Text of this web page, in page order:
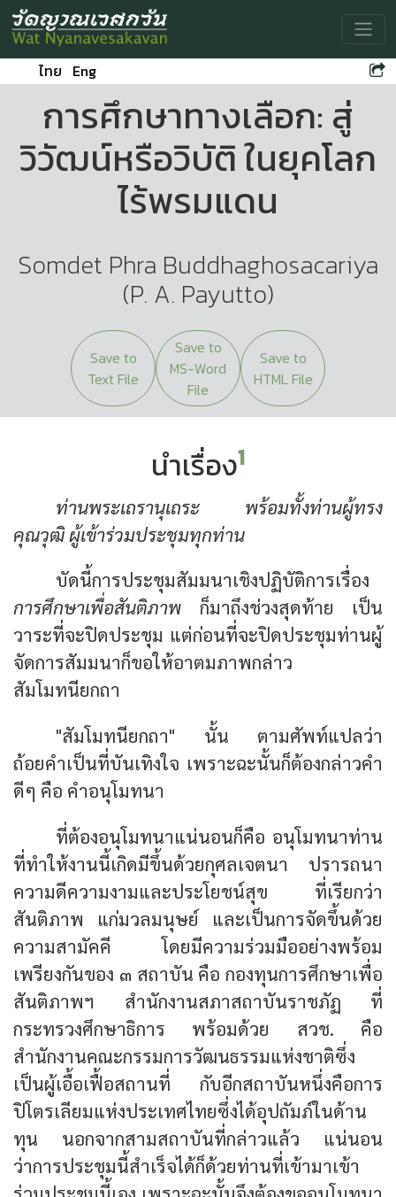
ไทย Eng
การศึกษาทางเลือก: สู่
วิวัฒน์หรือวิบัติ ในยุคโลก
ไร้พรมแดน
Somdet Phra Buddhaghosacariya
(P. A. Payutto)
Save to
Text File
Save to
MS-Word
File
Save to
HTML File
นำเรื่อง1
ท่านพระเถรานุเถระ พร้อมทั้งท่านผู้ทรง
คุณวุฒิ ผู้เข้าร่วมประชุมทุกท่าน
บัดนี้การประชุมสัมมนาเชิงปฏิบัติการเรื่อง
การศึกษาเพื่อสันติภาพ ก็มาถึงช่วงสุดท้าย เป็น
วาระที่จะปิดประชุม แต่ก่อนที่จะปิดประชุมท่านผู้
จัดการสัมมนาก็ขอให้อาตมภาพกล่าว
สัมโมทนียกถา
"สัมโมทนียกถา" นั้น ตามศัพท์แปลว่า
ถ้อยคำเป็นที่บันเทิงใจ เพราะฉะนั้นก็ต้องกล่าวคำ
ดีๆ คือ คำอนุโมทนา
ที่ต้องอนุโมทนาแน่นอนก็คือ อนุโมทนาท่าน
ที่ทำให้งานนี้เกิดมีขึ้นด้วยกุศลเจตนา ปรารถนา
ความดีความงามและประโยชน์สุข ที่เรียกว่า
สันติภาพ แก่มวลมนุษย์ และเป็นการจัดขึ้นด้วย
ความสามัคคี โดยมีความร่วมมืออย่างพร้อม
เพรียงกันของ ๓ สถาบัน คือ กองทุนการศึกษาเพื่อ
สันติภาพฯ สำนักงานสภาสถาบันราชภัฏ ที่
กระทรวงศึกษาธิการ พร้อมด้วย สวช. คือ
สำนักงานคณะกรรมการวัฒนธรรมแห่งชาติซึ่ง
เป็นผู้เอื้อเฟื้อสถานที่ กับอีกสถาบันหนึ่งคือการ
ปิโตรเลียมแห่งประเทศไทยซึ่งได้อุปถัมภ์ในด้าน
ทุน นอกจากสามสถาบันที่กล่าวแล้ว แน่นอน
ว่าการประชุมนี้สำเร็จได้ก็ด้วยท่านที่เข้ามาเข้า